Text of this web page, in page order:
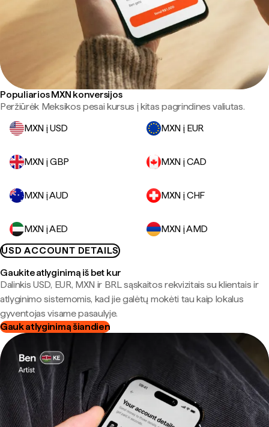
Populiarios MXN konversijos
Peržiūrėk Meksikos pesai kursus į kitas pagrindines valiutas.
MXN į USD
MXN į EUR
MXN į GBP MXN į CAD
MXN į AUD MXN į CHF
MXN į AED
MXN į AMD
USD ACCOUNT DETAILS
Gaukite atlyginimą iš bet kur
Dalinkis USD, EUR, MXN ir BRL sąskaitos rekvizitais su klientais ir
atlyginimo sistemomis, kad jie galėtų mokėti tau kaip lokalus
gyventojas visame pasaulyje.
Gauk atlyginimą šiandien